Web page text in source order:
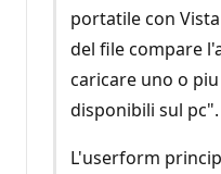
portatile con
del file compare
caricare uno o
disponibili sul pc".
L'userform